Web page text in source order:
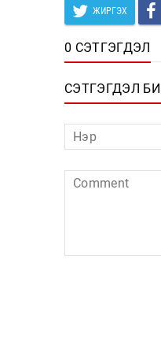
ЖИРГЭХ
0 СЭТГЭГДЭЛ
СЭТГЭГДЭЛ